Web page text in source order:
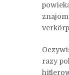
razy